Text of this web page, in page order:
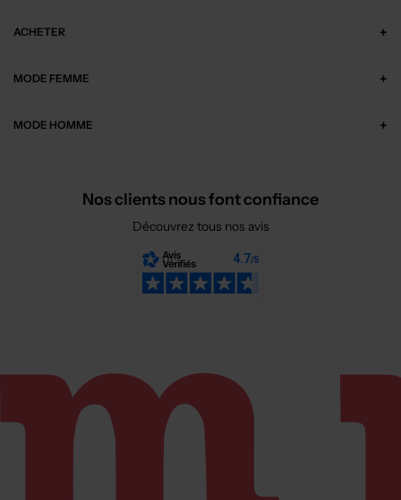
ACHETER
MODE FEMME
MODE HOMME
Nos clients nous font confiance
Découvrez tous nos avis